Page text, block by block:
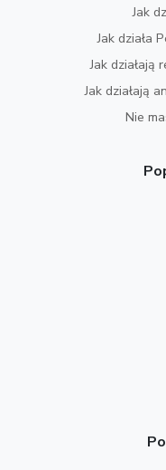
Jak
Jak działa
Jak działają
Jak działają
Nie